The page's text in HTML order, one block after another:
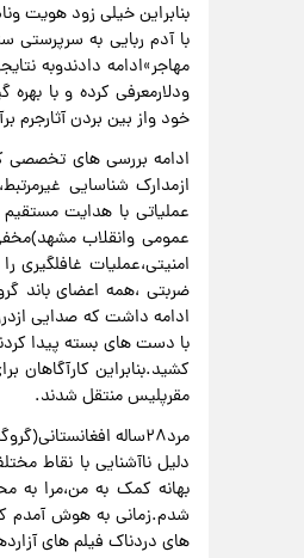
بنابراین خیلی زود هویت
با آدم ربایی به سرپرستی
ودلارمعرفی کرده و با
خود واز بین بردن آثارجرم
ادامه بررسی های تخصصی
ازمدارک شناسایی
ضربتی ،همه اعضای باند
با دست های بسته پیدا
کشید.بنابراین کارآگاهان
مقرپلیس منتقل شدند.
مرد۲۸ساله
دلیل ناآشنایی با نقاط
بهانه کمک به من،مرا
های دردناک فیلم های